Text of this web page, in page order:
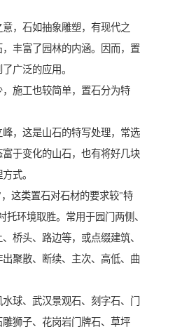
，石如抽象雕塑，有现代之
丰富了园林的内涵。因而，置
广泛的应用。
施工也较简单，置石分为特
，这是山石的特写处理，常选
于变化的山石，也有将好几块
式。
这类置石对石材的要求较"特
托环境取胜。常用于园门两侧、
桥头、路边等，或点缀建筑、
聚散、断续、主次、高低、曲
球、武汉景观石、刻字石、门
狮子、花岗岩门牌石、草坪